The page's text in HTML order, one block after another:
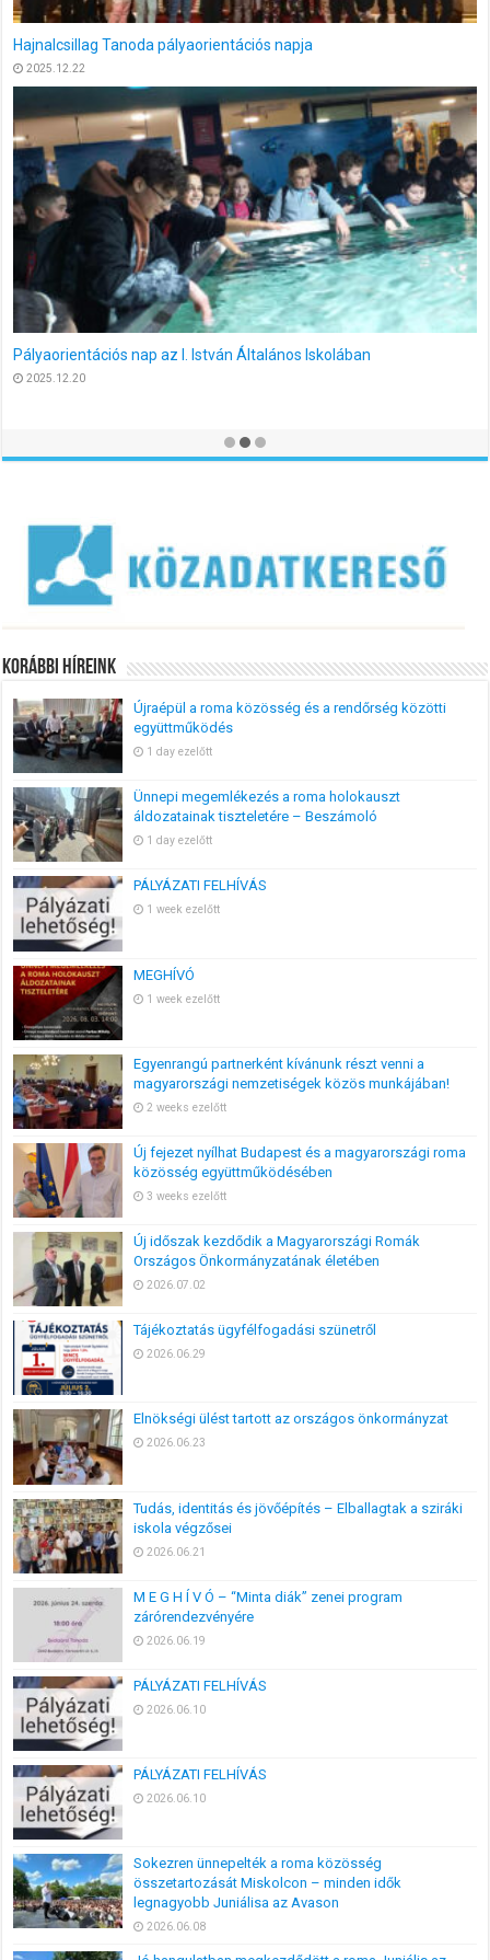
Pályaorientációs nap Tiszapüspökiben
2025.12.19
Pályaorientációs nap Ecseg és Somoskőújfalu diákjai számára
2025.12.19
Korábbi Híreink
Újraépül a roma közösség és a rendőrség közötti
együttműködés
1 day ezelőtt
Ünnepi megemlékezés a roma holokauszt
áldozatainak tiszteletére – Beszámoló
1 day ezelőtt
PÁLYÁZATI FELHÍVÁS
1 week ezelőtt
MEGHÍVÓ
1 week ezelőtt
Egyenrangú partnerként kívánunk részt venni a
magyarországi nemzetiségek közös munkájában!
2 weeks ezelőtt
Új fejezet nyílhat Budapest és a magyarországi roma
közösség együttműködésében
3 weeks ezelőtt
Új időszak kezdődik a Magyarországi Romák
Országos Önkormányzatának életében
2026.07.02
Tájékoztatás ügyfélfogadási szünetről
2026.06.29
Elnökségi ülést tartott az országos önkormányzat
2026.06.23
Tudás, identitás és jövőépítés – Elballagtak a sziráki
iskola végzősei
2026.06.21
M E G H Í V Ó – “Minta diák” zenei program
zárórendezvényére
2026.06.19
PÁLYÁZATI FELHÍVÁS
2026.06.10
PÁLYÁZATI FELHÍVÁS
2026.06.10
Sokezren ünnepelték a roma közösség
összetartozását Miskolcon – minden idők
legnagyobb Juniálisa az Avason
2026.06.08